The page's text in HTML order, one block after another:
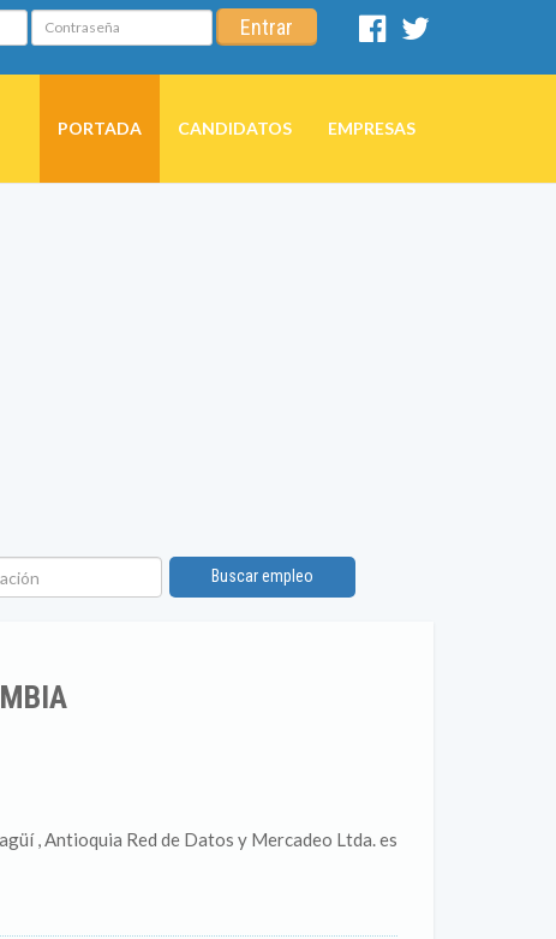
Contraseña Entrar
Facebook
PORTADA CANDIDATOS EMPRESAS
Buscar empleo
, Antioquia Red de Datos y Mercadeo Ltda. es